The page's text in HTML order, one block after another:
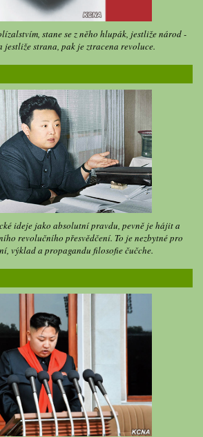
stane se z něho hlupák, jestliže národ -
jestliže strana, pak je ztracena revoluce.
ideje jako absolutní pravdu, pevně je hájit a
revolučního přesvědčení. To je nezbytné pro
výklad a propagandu filosofie čučche.